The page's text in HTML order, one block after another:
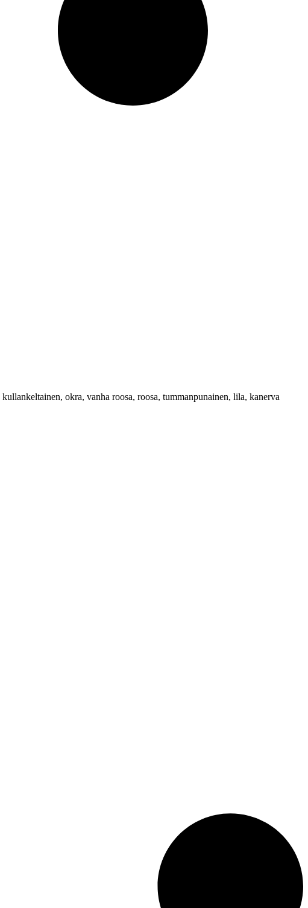
okra, vanha roosa, roosa, tummanpunainen, lila, kanerva